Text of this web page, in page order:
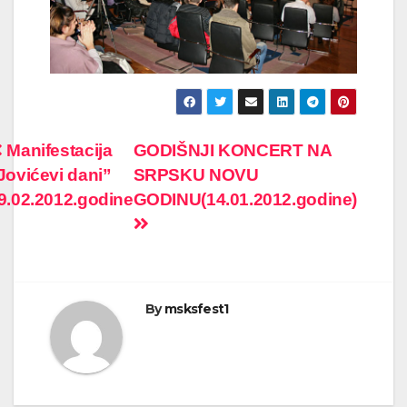
Post
navigation
GODIŠNJI KONCERT NA
SRPSKU NOVU
GODINU(14.01.2012.godine)
Manifestacija
dani”
Bymsksfest1